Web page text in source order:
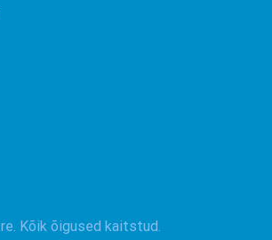
Kõik õigused kaitstud.